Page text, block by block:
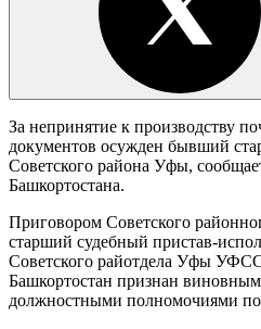
За непринятие к производству
документов осужден бывший
Советского района Уфы,
Башкортостана.
Приговором Советского
старший судебный пристав-
Советского райотдела Уфы
Башкортостан признан виновным
должностными полномочиями